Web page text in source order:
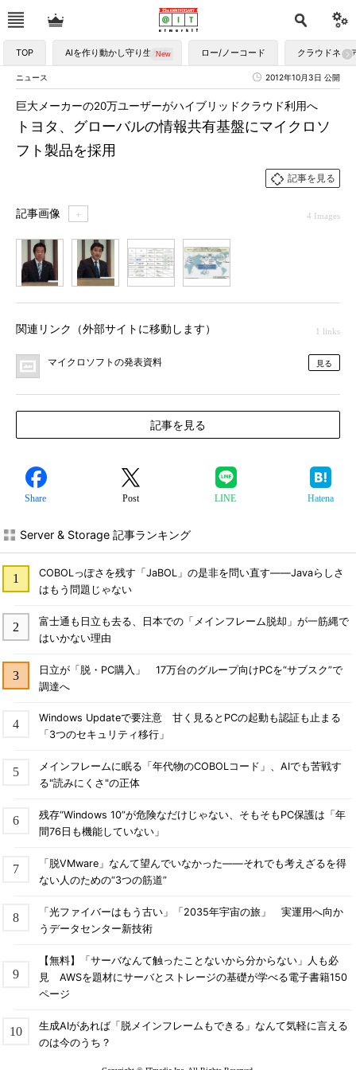
TOP AIを作り動かし守り生かす ロー/ノーコード クラウドネイ
ニュース 2012年10月3日 公開
トヨタ、グローバルの情報共有基盤にマイクロソ
フト製品を採用
巨大メーカーの20万ユーザーがハイブリッドクラウド利用へ
記事を見る
記事画像 ＋ 4 Images
関連リンク（外部サイトに移動します） 1 links
マイクロソフトの発表資料 見る
記事を見る
Share Post LINE Hatena
Server & Storage 記事ランキング
COBOLっぽさを残す「JaBOL」の是非を問い直す――Javaらしさ
はもう問題じゃない
富士通も日立も去る、日本での「メインフレーム脱却」が一筋縄で
はいかない理由
日立が「脱・PC購入」 17万台のグループ向けPCを“サブスク”で
調達へ
Windows Updateで要注意 甘く見るとPCの起動も認証も止まる
「3つのセキュリティ移行」
メインフレームに眠る「年代物のCOBOLコード」、AIでも苦戦す
る"読みにくさ"の正体
残存“Windows 10”が危険なだけじゃない、そもそもPC保護は「年
間76日も機能していない」
「脱VMware」なんて望んでいなかった――それでも考えざるを得
ない人のための“3つの筋道”
「光ファイバーはもう古い」「2035年宇宙の旅」 実運用へ向か
うデータセンター新技術
【無料】「サーバなんて触ったことないから分からない」人も必
見 AWSを題材にサーバとストレージの基礎が学べる電子書籍150
ページ
生成AIがあれば「脱メインフレームもできる」なんて気軽に言える
のは今のうち？